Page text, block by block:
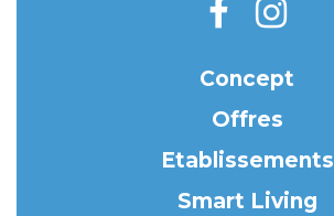
Concept
Offres
Etablissements
Smart Living